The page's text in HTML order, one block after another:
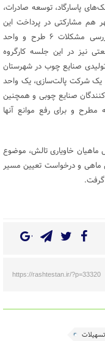
پاسارگاد، توسعه صادرات،
هم مشارکتی در پرداخت این
تسهیلات در این بخش نداشته‌اند. پورحیدری از بررسی مشکلات ۶ طرح و واحد
نیز در این جلسه کارگروه
صنایع چوب در شهرستان
یک شرکت پالت‌سازی، یک واحد
صنایع چوبی و همچنین
و برای رفع موانع آنها
خاویاری تالش، موضوع
ماهی و درخواست تعیین مسیر
گرفت.
https://rashtestan.ir/?p=33320